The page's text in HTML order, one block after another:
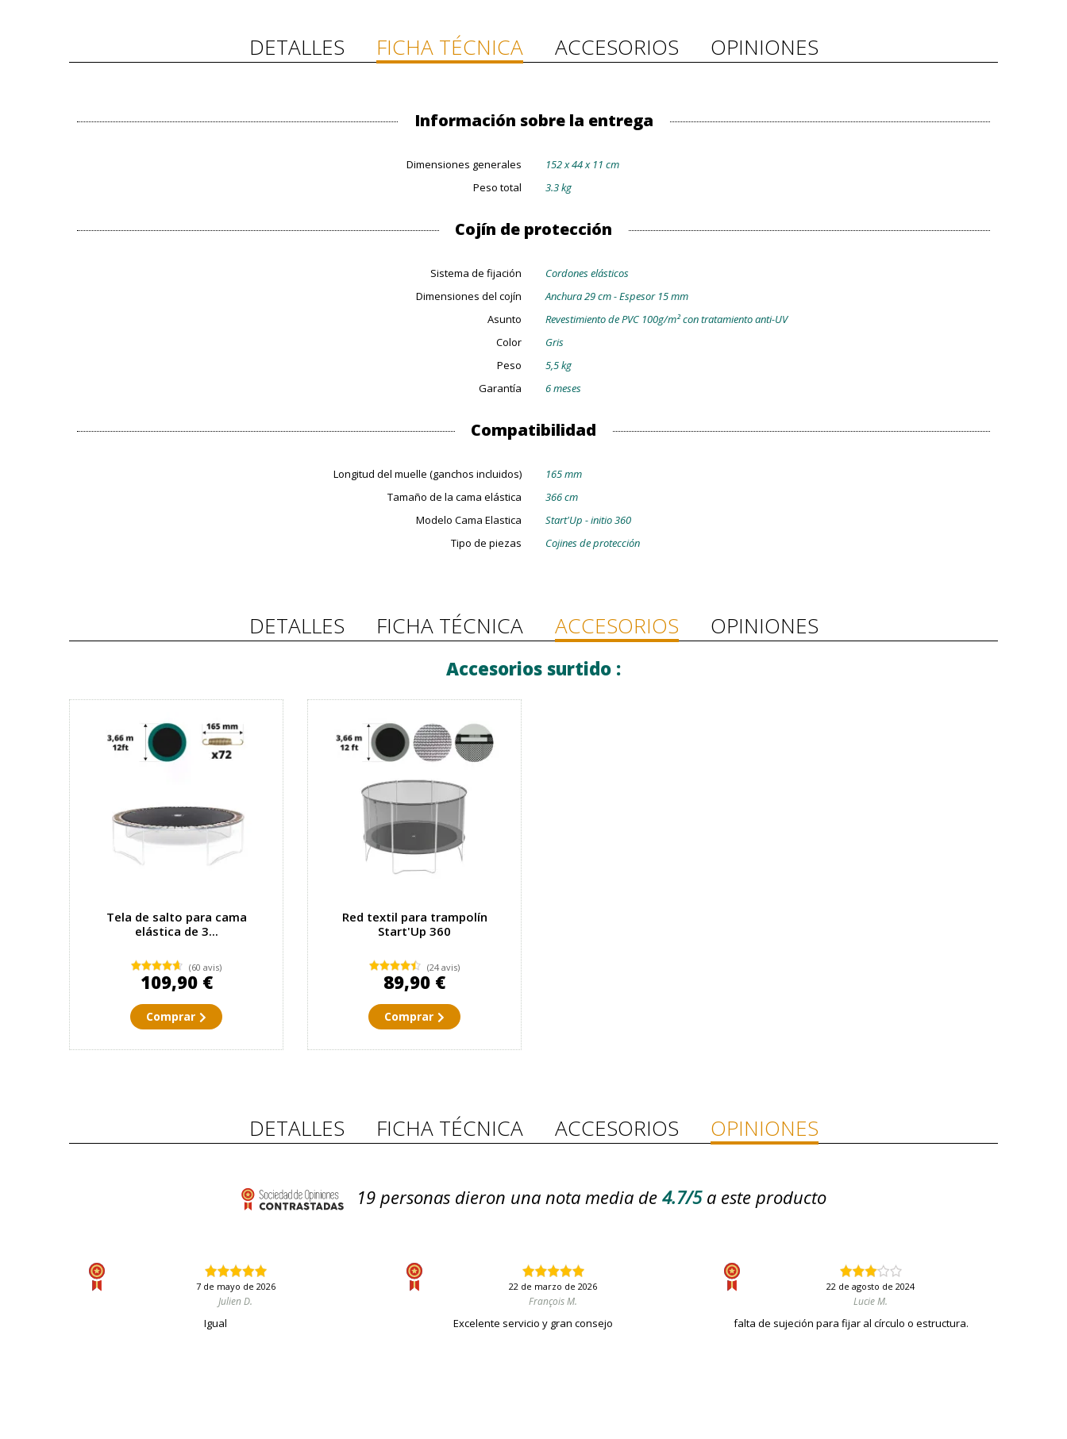
DETALLES FICHA TÉCNICA ACCESORIOS OPINIONES
Información sobre la entrega
Dimensiones generales
152 x 44 x 11 cm
Peso total
3.3 kg
Cojín de protección
Sistema de fijación
Cordones elásticos
Dimensiones del cojín
Anchura 29 cm - Espesor 15 mm
Asunto
Revestimiento de PVC 100g/m² con tratamiento anti-UV
Color
Gris
Peso
5,5 kg
Garantía
6 meses
Compatibilidad
Longitud del muelle (ganchos incluidos)
165 mm
Tamaño de la cama elástica
366 cm
Modelo Cama Elastica
Start'Up - initio 360
Tipo de piezas
Cojines de protección
DETALLES FICHA TÉCNICA ACCESORIOS OPINIONES
Accesorios surtido :
Tela de salto para cama
elástica de 3...
(60 avis)
109,90 €
Comprar
Red textil para trampolín
Start'Up 360
(24 avis)
89,90 €
Comprar
DETALLES FICHA TÉCNICA ACCESORIOS OPINIONES
19personas dieron una nota media de4.7/5 a este producto
7 de mayo de 2026
Julien D.
Igual
22 de marzo de 2026
François M.
Excelente servicio y gran consejo
22 de agosto de 2024
Lucie M.
falta de sujeción para fijar al círculo o estructura.